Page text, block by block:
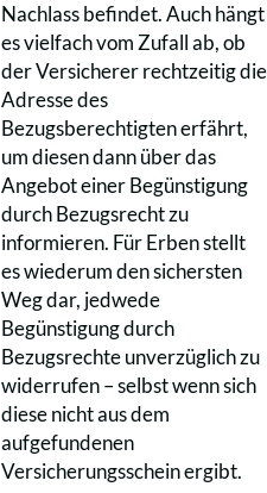
Nachlass befindet. Auch hängt
es vielfach vom Zufall ab, ob
der Versicherer rechtzeitig die
Adresse des
Bezugsberechtigten erfährt,
um diesen dann über das
Angebot einer Begünstigung
durch Bezugsrecht zu
informieren. Für Erben stellt
es wiederum den sichersten
Weg dar, jedwede
Begünstigung durch
Bezugsrechte unverzüglich zu
widerrufen – selbst wenn sich
diese nicht aus dem
aufgefundenen
Versicherungsschein ergibt.